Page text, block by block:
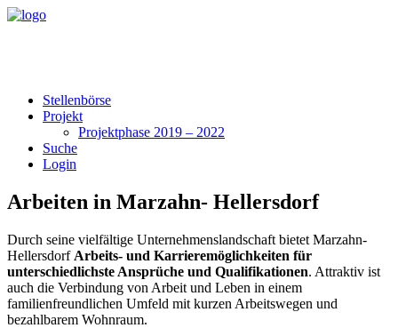
Stellenbörse
Projekt
Projektphase 2019 – 2022
Suche
Login
Arbeiten in Marzahn- Hellersdorf
Durch seine vielfältige Unternehmenslandschaft bietet Marzahn-
Hellersdorf Arbeits- und Karrieremöglichkeiten für
unterschiedlichste Ansprüche und Qualifikationen. Attraktiv ist
auch die Verbindung von Arbeit und Leben in einem
familienfreundlichen Umfeld mit kurzen Arbeitswegen und
bezahlbarem Wohnraum.